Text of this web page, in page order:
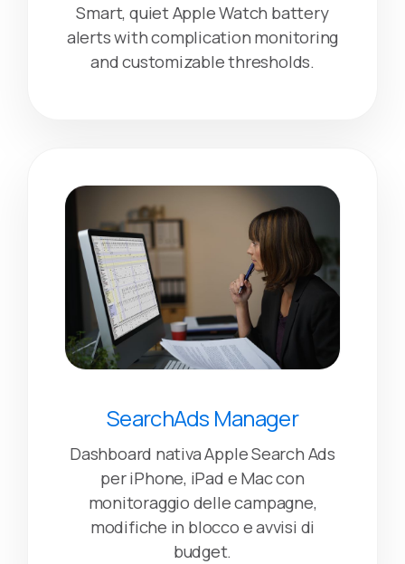
Smart, quiet Apple Watch battery
alerts with complication monitoring
and customizable thresholds.
SearchAds Manager
Dashboard nativa Apple Search Ads
per iPhone, iPad e Mac con
monitoraggio delle campagne,
modifiche in blocco e avvisi di
budget.